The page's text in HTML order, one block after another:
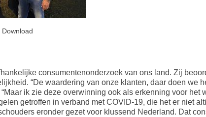
Download
consumentenonderzoek van ons land. Zij
“De waardering van onze klanten, daar doen we
ik zie deze overwinning ook als erkenning voor het
getroffen in verband met COVID-19, die het er niet
eronder gezet voor klussend Nederland. Dat